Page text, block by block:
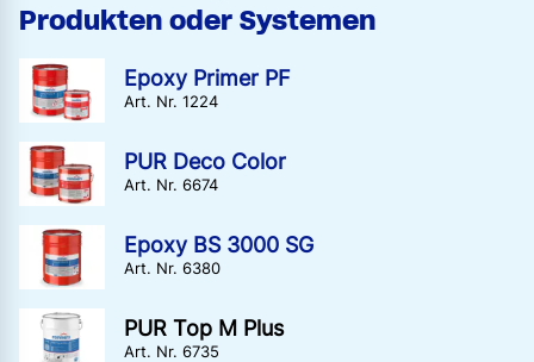
Produkten oder Systemen
Epoxy Primer PF
Art. Nr. 1224
PUR Deco Color
Art. Nr. 6674
Epoxy BS 3000 SG
Art. Nr. 6380
PUR Top M Plus
Art. Nr. 6735